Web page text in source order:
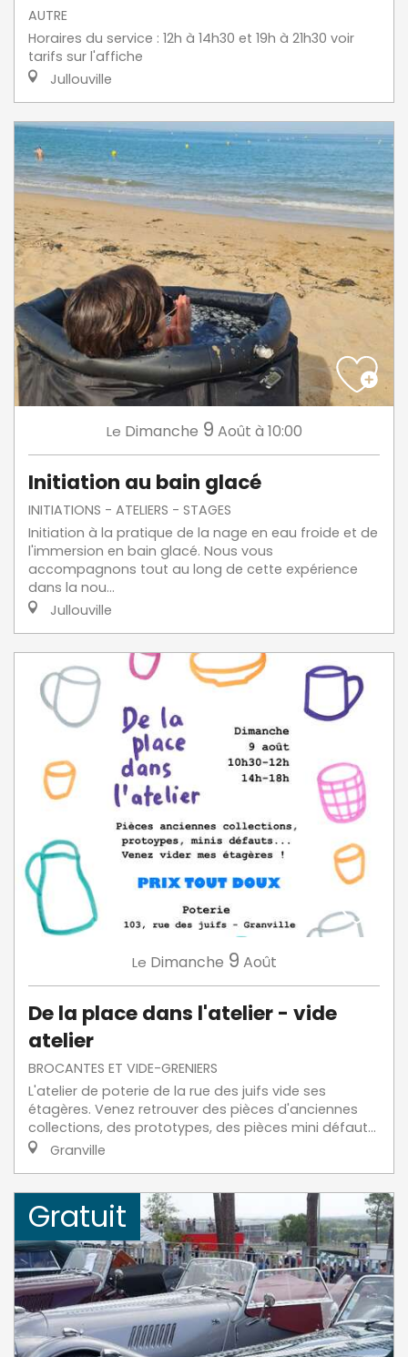
AUTRE
Horaires du service : 12h à 14h30 et 19h à 21h30 voir
tarifs sur l'affiche
Jullouville
Le Dimanche 9 Août à 10:00
Initiation au bain glacé
INITIATIONS - ATELIERS - STAGES
Initiation à la pratique de la nage en eau froide et de
l'immersion en bain glacé. Nous vous
accompagnons tout au long de cette expérience
dans la nou...
Jullouville
Le Dimanche 9 Août
De la place dans l'atelier - vide
atelier
BROCANTES ET VIDE-GRENIERS
L'atelier de poterie de la rue des juifs vide ses
étagères. Venez retrouver des pièces d'anciennes
collections, des prototypes, des pièces mini défaut...
Granville
Gratuit